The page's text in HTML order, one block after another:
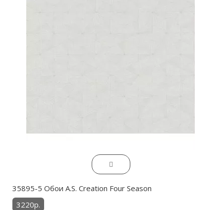
35895-5 Обои A.S. Creation Four Season
3220р.